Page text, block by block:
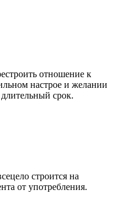
отношение к
настрое и желании
длительный срок.
строится на
от употребления.